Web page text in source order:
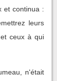
et continua :
leurs
ceux à qui
n'était